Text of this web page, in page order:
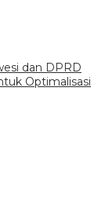
dan DPRD
Optimalisasi